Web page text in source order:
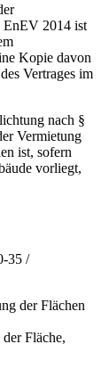
EnEV 2014 ist
Kopie davon
Vertrages im
nach §
Vermietung
ist, sofern
vorliegt,
35 /
der Flächen
Fläche,